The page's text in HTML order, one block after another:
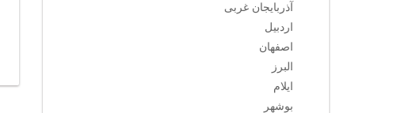
آذربایجان غربی
اردبیل
اصفهان
البرز
ایلام
بوشهر